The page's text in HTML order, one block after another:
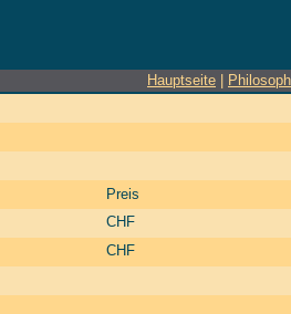
Hauptseite
Preis
CHF
CHF